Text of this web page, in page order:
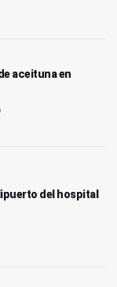
aceituna en
del hospital